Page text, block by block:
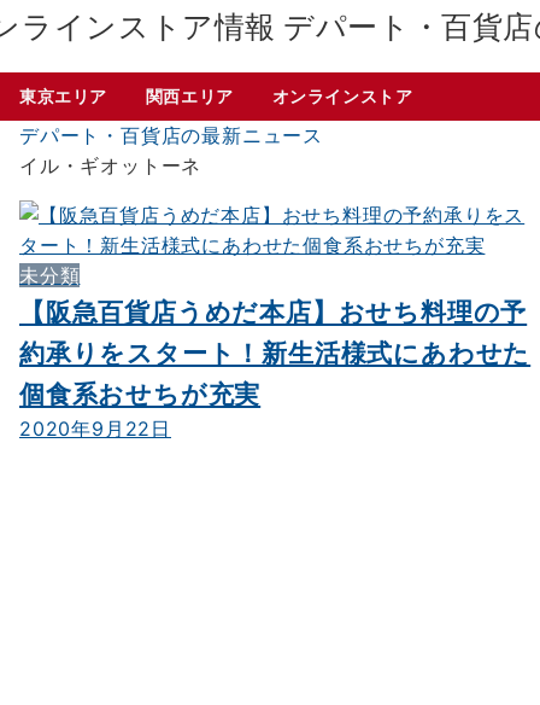
デパート・百貨
東京エリア 関西エリア オンラインストア
デパート・百貨店の最新ニュース
イル・ギオットーネ
未分類
【阪急百貨店うめだ本店】おせち料理の予
約承りをスタート！新生活様式にあわせた
個食系おせちが充実
2020年9月22日